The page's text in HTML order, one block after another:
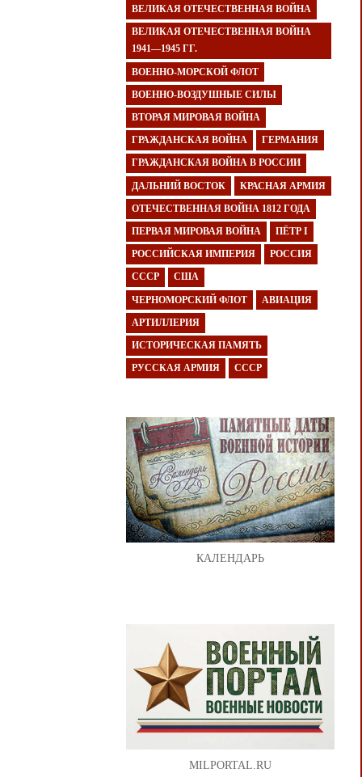
ВЕЛИКАЯ ОТЕЧЕСТВЕННАЯ ВОЙНА
ВЕЛИКАЯ ОТЕЧЕСТВЕННАЯ ВОЙНА
1941—1945 ГГ.
ВОЕННО-МОРСКОЙ ФЛОТ
ВОЕННО-ВОЗДУШНЫЕ СИЛЫ
ВТОРАЯ МИРОВАЯ ВОЙНА
ГРАЖДАНСКАЯ ВОЙНА ГЕРМАНИЯ
ГРАЖДАНСКАЯ ВОЙНА В РОССИИ
ДАЛЬНИЙ ВОСТОК КРАСНАЯ АРМИЯ
ОТЕЧЕСТВЕННАЯ ВОЙНА 1812 ГОДА
ПЕРВАЯ МИРОВАЯ ВОЙНА ПЁТР I
РОССИЙСКАЯ ИМПЕРИЯ РОССИЯ
СССР США
ЧЕРНОМОРСКИЙ ФЛОТ АВИАЦИЯ
АРТИЛЛЕРИЯ
ИСТОРИЧЕСКАЯ ПАМЯТЬ
РУССКАЯ АРМИЯ СССР
КАЛЕНДАРЬ
MILPORTAL.RU